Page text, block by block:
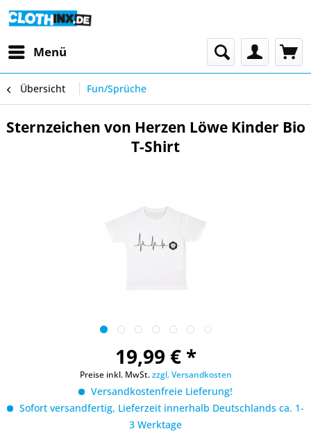
Menü
Übersicht Fun/Sprüche
Sternzeichen von Herzen Löwe Kinder Bio
T-Shirt
19,99 € *
Preise inkl. MwSt.zzgl. Versandkosten
Versandkostenfreie Lieferung!
Sofort versandfertig, Lieferzeit innerhalb Deutschlands ca. 1-
3 Werktage